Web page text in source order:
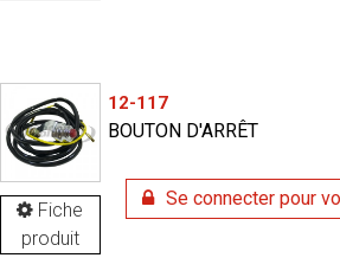
Fiche
produit
12-117
BOUTON D'ARRÊT
Se connecter pour